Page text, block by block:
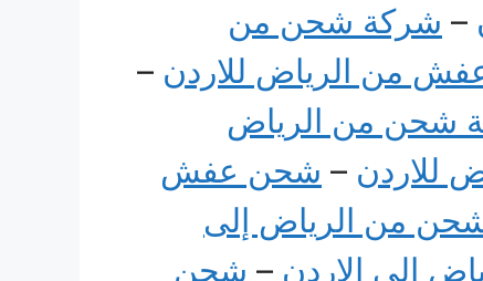
– شركة شحن من
من الرياض للاردن –
شحن من الرياض
للاردن – شحن عفش
من الرياض إلى
الي الاردن – شحن